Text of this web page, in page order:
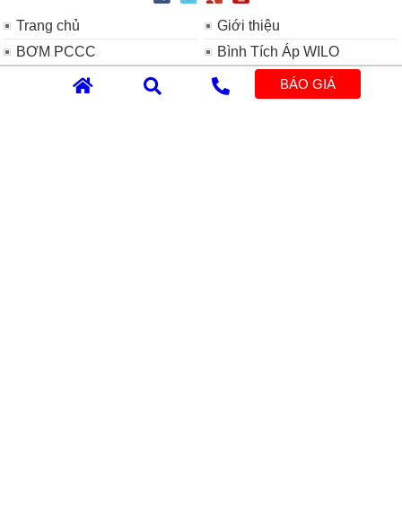
Trang chủ
Giới thiệu
BƠM PCCC
Bình Tích Áp WILO
Máy Bơm Nước Tăng Áp
Máy Bơm Tuần Hoàn Nước
Nóng WILO
BÁO GIÁ